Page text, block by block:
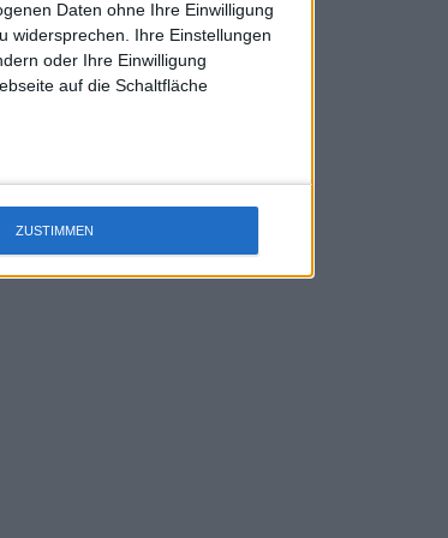
Daten ohne Ihre Einwilligung
widersprechen. Ihre Einstellungen
oder Ihre Einwilligung
auf die Schaltfläche
ZUSTIMMEN
uss J-L-Struff wahrscheinlich morge 3 Spiele
mal Einzel 1x Doppel) dank der hervorragenden
des Kommentators für F-A-A